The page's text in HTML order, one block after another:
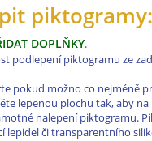
piktogramy:
DOPLŇKY.
podlepení piktogramu ze
pokud možno co nejméně
lepenou plochu tak, aby
nalepení piktogramu.
lepidel či transparentního